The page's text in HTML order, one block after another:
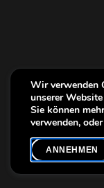
Wir verwenden
unserer
Sie können
verwenden,
ANNEHMEN